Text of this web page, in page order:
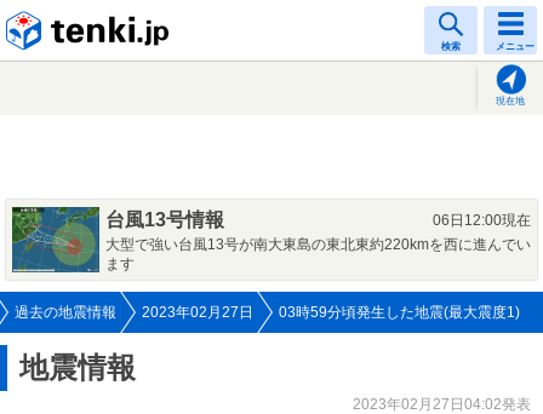
検索 メニュー
現在地
台風13号情報
06日12:00現在
大型で強い台風13号が南大東島の東北東約220kmを西に進んでい
ます
過去の地震情報 2023年02月27日 03時59分頃発生した地震(最大震度1)
地震情報
2023年02月27日04:02発表